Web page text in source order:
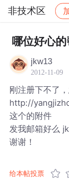
非技术区
社区 非技术
哪位好心
jkw13
2012-11-09
刚注册下不了
http://
这个的附件
发我邮箱好么
谢谢！
给本帖投票